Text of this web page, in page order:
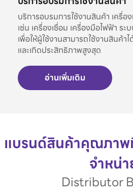
บริการอบรมการใช้งานสินค้า เครื่อ
เช่น เครื่องเชื่อม เครื่องมือไฟฟ้า ร
เพื่อให้ผู้ใช้งานสามารถใช้งานสินค้
และเกิดประสิทธิภาพสูงสุด
อ่านเพิ่มเติม
แบรนด์สินค้าคุณภาพ
จำหน่
Distributor